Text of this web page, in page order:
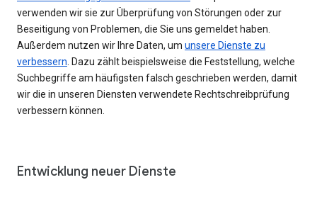
verwenden wir sie zur Überprüfung von Störungen oder zur
Beseitigung von Problemen, die Sie uns gemeldet haben.
Außerdem nutzen wir Ihre Daten, um unsere Dienste zu
verbessern . Dazu zählt beispielsweise die Feststellung, welche
Suchbegriffe am häufigsten falsch geschrieben werden, damit
wir die in unseren Diensten verwendete Rechtschreibprüfung
verbessern können.
Entwicklung neuer Dienste